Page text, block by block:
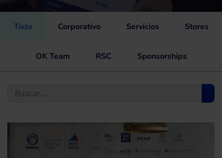
Todo Corporativo Servicios Stores
OK Team RSC Sponsorships